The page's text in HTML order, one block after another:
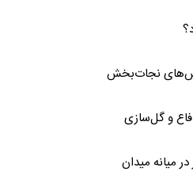
نجات‌بخش
و گل‌سازی
میانه میدان